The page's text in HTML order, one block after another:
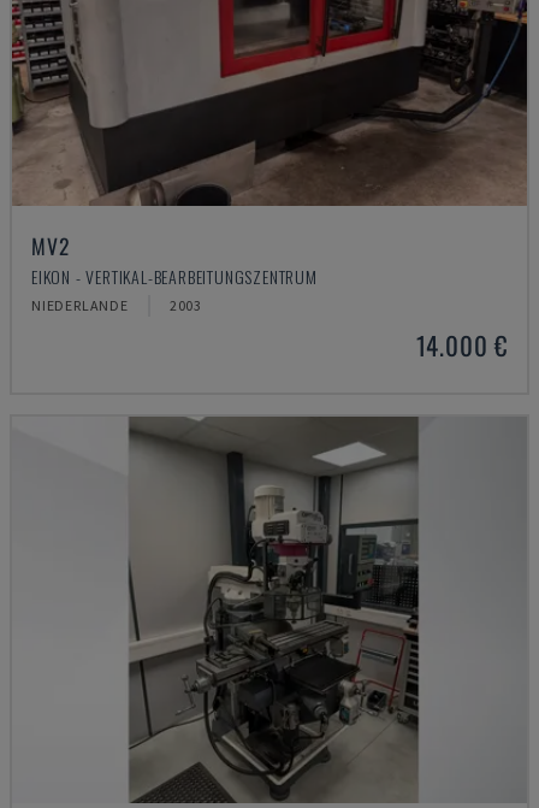
MV2
EIKON - VERTIKAL-BEARBEITUNGSZENTRUM
NIEDERLANDE 2003
14.000 €